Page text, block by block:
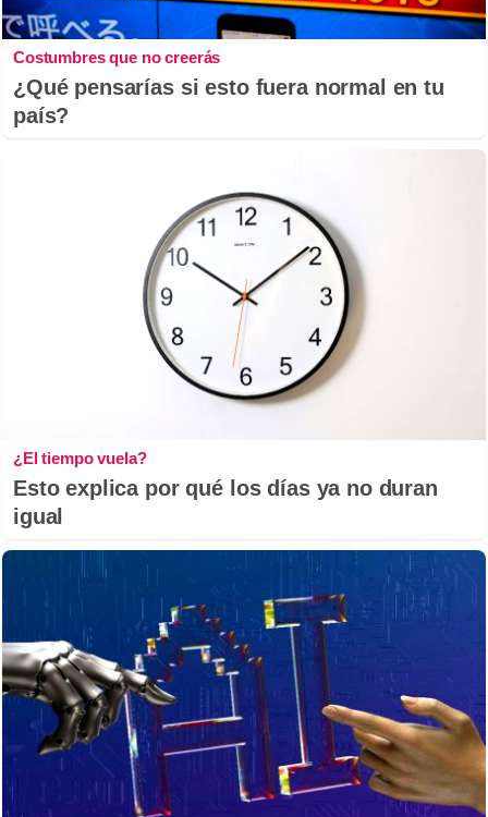
Costumbres que no creerás
¿Qué pensarías si esto fuera normal en tu
país?
¿El tiempo vuela?
Esto explica por qué los días ya no duran
igual